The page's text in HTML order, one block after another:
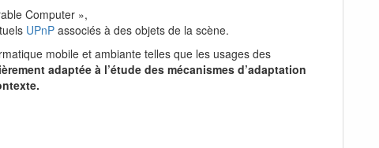
Computer »,
UPnP associés à des objets de la scène.
mobile et ambiante telles que les usages des
adaptée à l’étude des mécanismes d’adaptation